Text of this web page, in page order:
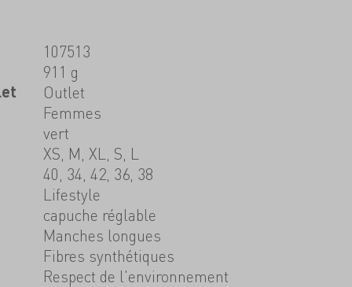
107513
911 g
Outlet
Femmes
vert
XS, M, XL, S, L
40, 34, 42, 36, 38
Lifestyle
capuche réglable
Manches longues
Fibres synthétiques
Respect de l'environnement